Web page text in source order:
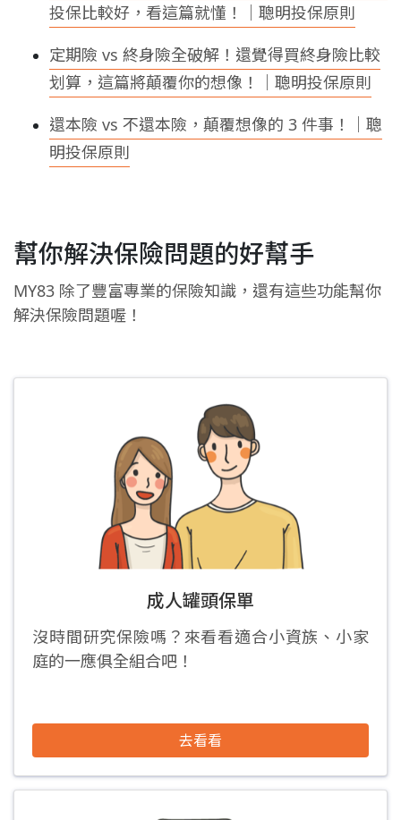
投保比較好，看這篇就懂！｜聰明投保原則
定期險 vs 終身險全破解！還覺得買終身險比較
划算，這篇將顛覆你的想像！｜聰明投保原則
還本險 vs 不還本險，顛覆想像的 3 件事！｜聰
明投保原則
幫你解決保險問題的好幫手
MY83 除了豐富專業的保險知識，還有這些功能幫你
解決保險問題喔！
成人罐頭保單
沒時間研究保險嗎？來看看適合小資族、小家
庭的一應俱全組合吧！
去看看